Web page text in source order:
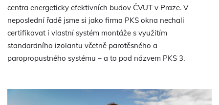
centra energeticky efektivních budov ČVUT v Praze. V
neposlední řadě jsme si jako firma PKS okna nechali
certifikovat i vlastní systém montáže s využitím
standardního izolantu včetně parotěsného a
paropropustného systému – a to pod názvem PKS 3.